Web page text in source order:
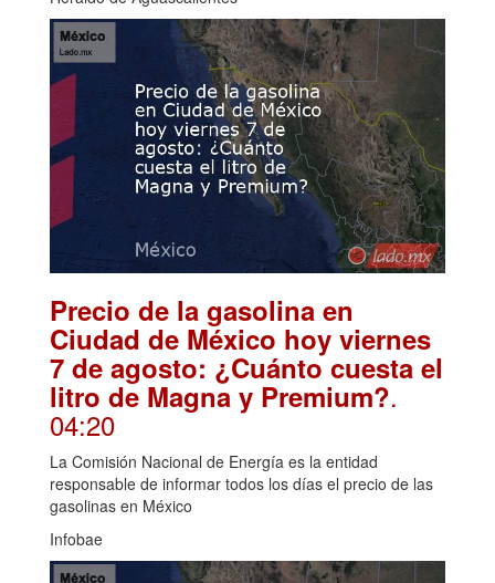
Precio de la gasolina en
Ciudad de México hoy viernes
7 de agosto: ¿Cuánto cuesta el
litro de Magna y Premium?.
04:20
La Comisión Nacional de Energía es la entidad
responsable de informar todos los días el precio de las
gasolinas en México
Infobae